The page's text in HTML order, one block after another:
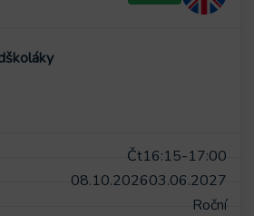
Čt16:15-17:00
08.10.202603.06.2027
Roční